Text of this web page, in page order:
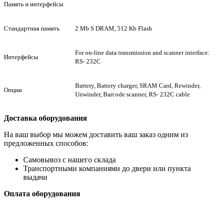
Память и интерфейсы
Стандартная память 2 Mb S DRAM, 512 Kb Flash
Интерфейсы
For on-line data transmission and scanner interface:
RS- 232C
Опции
Battery, Battery charger, SRAM Card, Rewinder,
Unwinder, Barcode scanner, RS- 232C cable
Доставка оборудования
На ваш выбор мы можем доставить ваш заказ одним из
предложенных способов:
Самовывоз с нашего склада
Транспортными компаниями до двери или пункта
выдачи
Оплата оборудования